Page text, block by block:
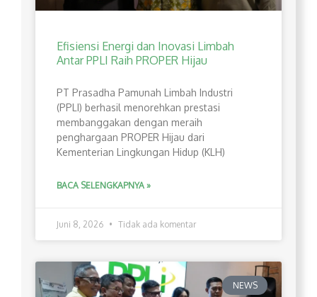
Efisiensi Energi dan Inovasi Limbah
Antar PPLI Raih PROPER Hijau
PT Prasadha Pamunah Limbah Industri
(PPLI) berhasil menorehkan prestasi
membanggakan dengan meraih
penghargaan PROPER Hijau dari
Kementerian Lingkungan Hidup (KLH)
BACA SELENGKAPNYA »
Juni 8, 2026 Tidak ada komentar
NEWS